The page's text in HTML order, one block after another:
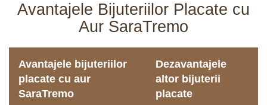
Avantajele Bijuteriilor Placate cu
Aur SaraTremo
Avantajele bijuteriilor
placate cu aur
SaraTremo
Dezavantajele
altor bijuterii
placate